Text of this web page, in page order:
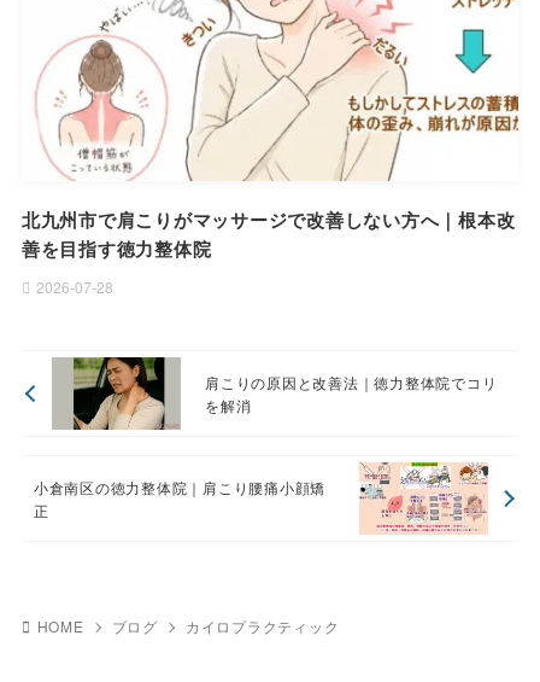
北九州市で肩こりがマッサージで改善しない方へ｜根本改
善を目指す徳力整体院
2026-07-28
肩こりの原因と改善法｜徳力整体院でコリ
を解消
小倉南区の徳力整体院｜肩こり腰痛小顔矯
正
HOME ブログ カイロプラクティック